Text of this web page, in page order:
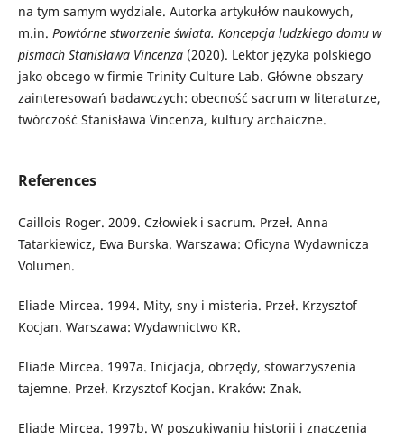
na tym samym wydziale. Autorka artykułów naukowych,
m.in. Powtórne stworzenie świata. Koncepcja ludzkiego domu w
pismach Stanisława Vincenza (2020). Lektor języka polskiego
jako obcego w firmie Trinity Culture Lab. Główne obszary
zainteresowań badawczych: obecność sacrum w literaturze,
twórczość Stanisława Vincenza, kultury archaiczne.
References
Caillois Roger. 2009. Człowiek i sacrum. Przeł. Anna
Tatarkiewicz, Ewa Burska. Warszawa: Oficyna Wydawnicza
Volumen.
Eliade Mircea. 1994. Mity, sny i misteria. Przeł. Krzysztof
Kocjan. Warszawa: Wydawnictwo KR.
Eliade Mircea. 1997a. Inicjacja, obrzędy, stowarzyszenia
tajemne. Przeł. Krzysztof Kocjan. Kraków: Znak.
Eliade Mircea. 1997b. W poszukiwaniu historii i znaczenia